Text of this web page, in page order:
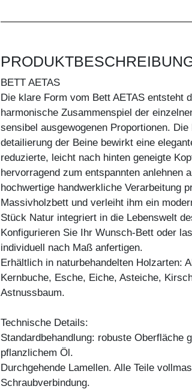
BETT AETAS
Die klare Form vom Bett AETAS entsteht
harmonische Zusammenspiel der
sensibel ausgewogenen Proportionen. Die
detailierung der Beine bewirkt eine
reduzierte, leicht nach hinten geneigte
hervorragend zum entspannten anlehnen
hochwertige handwerkliche Verarbeitung
Massivholzbett und verleiht ihm ein
Stück Natur integriert in die Lebenswelt
Konfigurieren Sie Ihr Wunsch-Bett oder
individuell nach Maß anfertigen.
Erhältlich in naturbehandelten Holzarten:
Kernbuche, Esche, Eiche, Asteiche,
Astnussbaum.
Technische Details:
Standardbehandlung: robuste Oberfläche
pflanzlichem Öl.
Durchgehende Lamellen. Alle Teile
Schraubverbindung.